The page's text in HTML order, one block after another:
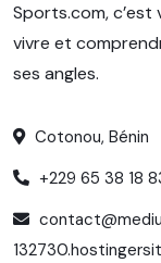
Sports.com,
vivre et
ses angles.
Cotonou, Bénin
+229 65 38 18